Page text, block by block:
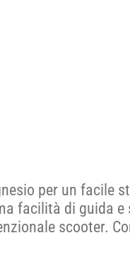
per un facile
facilità di guida
scooter.